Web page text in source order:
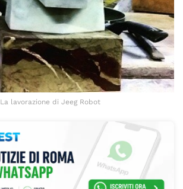
La lavorazione di Jeeg Robot